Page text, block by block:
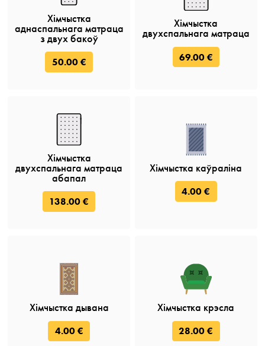
Хімчыстка
аднаспальнага матраца
з двух бакоў
50.00 €
Хімчыстка
двухспальнага матраца
69.00 €
Хімчыстка
двухспальнага матраца
абапал
138.00 €
Хімчыстка каўраліна
4.00 €
Хімчыстка дывана
4.00 €
Хімчыстка крэсла
28.00 €